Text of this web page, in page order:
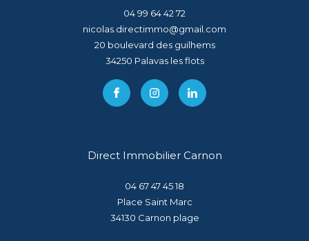
04 99 64 42 72
nicolas.directimmo@gmail.com
20 boulevard des guilhems
34250
palavas les flots
Direct Immobilier Carnon
04 67 47 45 18
Place Saint Marc
34130
carnon plage